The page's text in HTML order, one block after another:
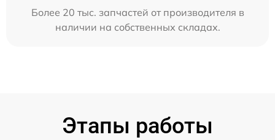
Более 20 тыс. запчастей от производителя в
наличии на собственных складах.
Этапы работы